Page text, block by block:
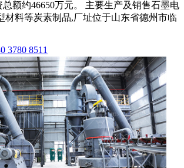
总额约46650万元。 主要生产及销售石墨电
材料等炭素制品,厂址位于山东省德州市临
3780 8511